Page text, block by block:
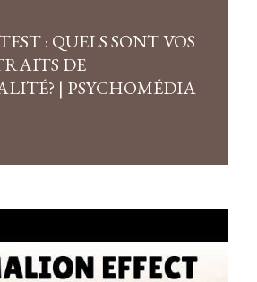
: QUELS SONT VOS
DE
| PSYCHOMÉDIA